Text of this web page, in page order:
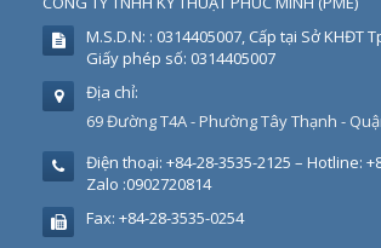
M.S.D.N: : 0314405007, Cấp tại Sở KHĐT
Giấy phép số: 0314405007
Địa chỉ:
69 Đường T4A - Phường Tây Thạnh -
Điện thoại: +84-28-3535-2125 – Hotline:
Zalo :0902720814
Fax: +84-28-3535-0254